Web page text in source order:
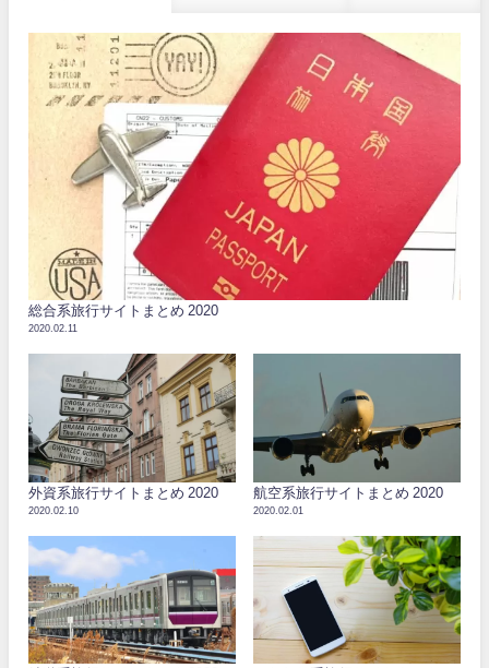
総合系旅行サイトまとめ 2020
2020.02.11
外資系旅行サイトまとめ 2020
2020.02.10
航空系旅行サイトまとめ 2020
2020.02.01